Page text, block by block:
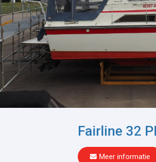
Fairline 32
Meer informatie